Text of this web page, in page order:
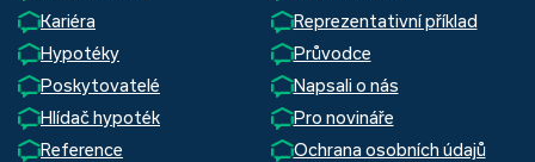
Kariéra
Reprezentativní příklad
Hypotéky
Průvodce
Poskytovatelé
Napsali o nás
Hlídač hypoték
Pro novináře
Reference
Ochrana osobních údajů